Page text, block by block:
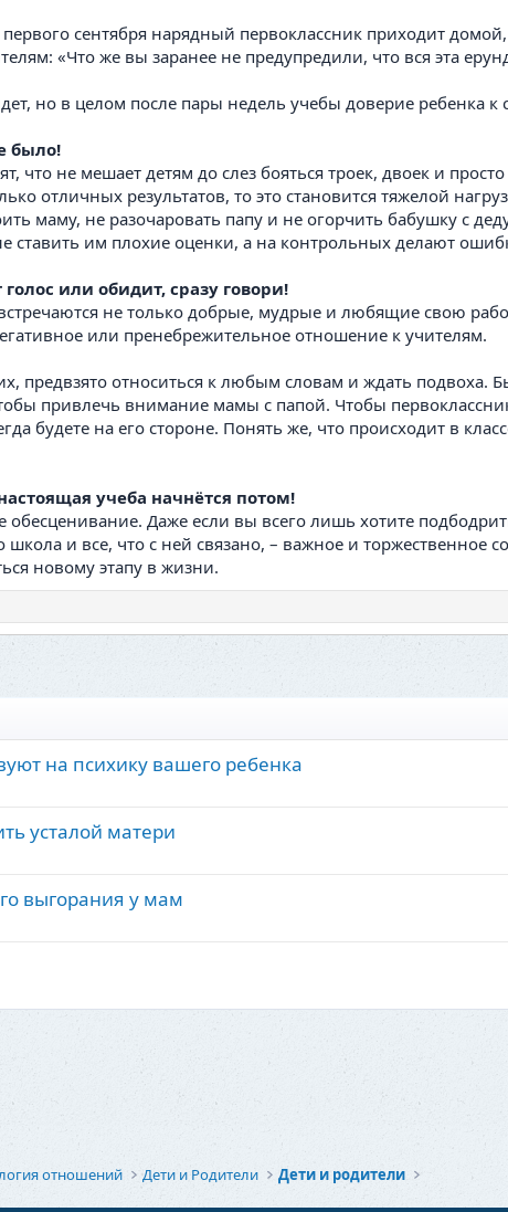
сентября нарядный первоклассник приходит
«Что же вы заранее не предупредили, что вся эта
но в целом после пары недель учебы доверие ребенка к
было!
что не мешает детям до слез бояться троек, двоек и
отличных результатов, то это становится тяжелой
маму, не разочаровать папу и не огорчить бабушку с
ставить им плохие оценки, а на контрольных делают
или обидит, сразу говори!
не только добрые, мудрые и любящие свою
или пренебрежительное отношение к учителям.
предвзято относиться к любым словам и ждать подвоха.
привлечь внимание мамы с папой. Чтобы
будете на его стороне. Понять же, что происходит в
учеба начнётся потом!
обесценивание. Даже если вы всего лишь хотите
школа и все, что с ней связано, – важное и торжественное
новому этапу в жизни.
на психику вашего ребенка
усталой матери
выгорания у мам
отношений Дети и Родители Дети и родители